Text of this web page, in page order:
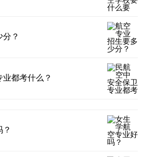
？
都考什么？